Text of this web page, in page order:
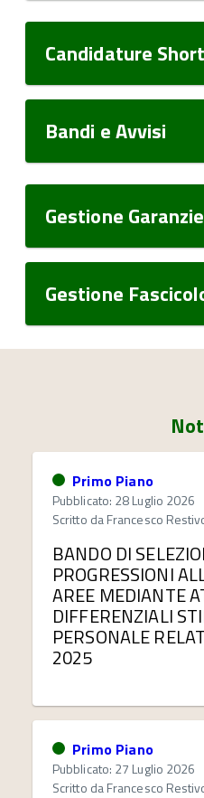
Candidature
Bandi e Avvisi
Gestione Garanzie
Gestione
Primo Piano
Pubblicato: 28 Luglio 2026
Scritto daFrancesco
BANDO DI
PROGRESSIONI
AREE MEDIANTE
DIFFERENZIALI
PERSONALE
2025
Primo Piano
Pubblicato: 27 Luglio 2026
Scritto daFrancesco